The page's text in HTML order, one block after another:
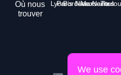
Où nous
trouver
Lyon
Paris
Bordeaux
Nice
Marseille
Nantes
We use